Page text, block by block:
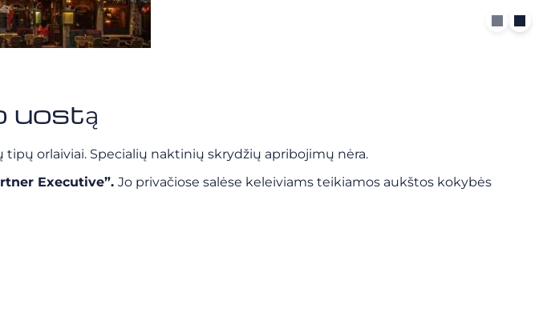
uostą
tipų orlaiviai. Specialių naktinių skrydžių apribojimų nėra.
Executive”. Jo privačiose salėse keleiviams teikiamos aukštos kokybės